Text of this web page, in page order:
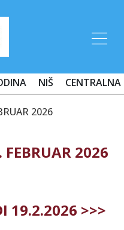
NIŠ CENTRALNA
2026
2026
19.2.2026 >>>